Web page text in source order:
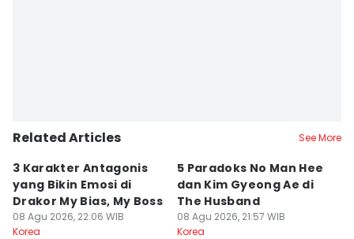
Related Articles See More
3 Karakter Antagonis
yang Bikin Emosi di
Drakor My Bias, My Boss
08 Agu 2026, 22:06 WIB
Korea
5 Paradoks No Man Hee
dan Kim Gyeong Ae di
The Husband
08 Agu 2026, 21:57 WIB
Korea